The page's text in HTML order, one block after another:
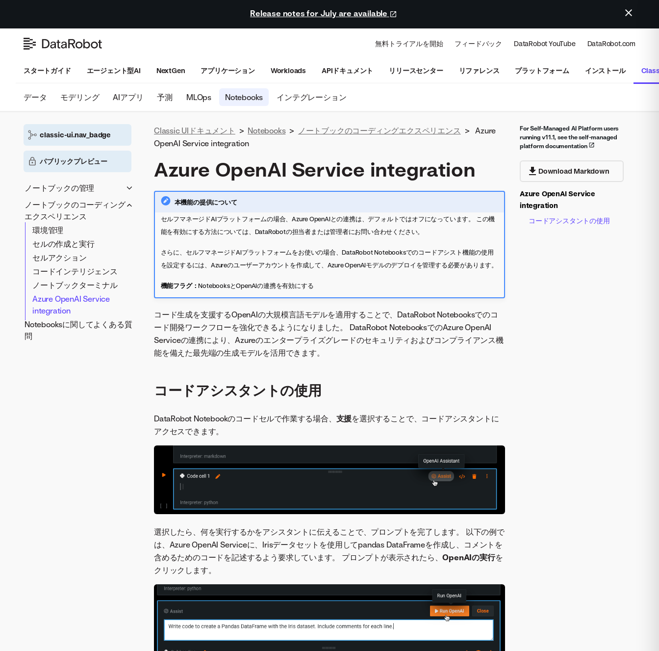
Release notes for July are available
無料トライアルを開始 フィードバック DataRobot YouTube DataRobot.com
スタートガイド エージェント型AI NextGen アプリケーション Workloads APIドキュメント リリースセンター リファレンス プラットフォーム インストール
データ モデリング AIアプリ 予測 MLOps Notebooks インテグレーション
classic-ui.nav_badge
パブリックプレビュー
ノートブックの管理
ノートブックを追加
ノートブック設定
ノートブックのバージョン管
理
ノートブックのコーディング
エクスペリエンス
環境管理
セルの作成と実行
セルアクション
コードインテリジェンス
ノートブックターミナル
Azure OpenAI Service
integration
Notebooksに関してよくある質
問
For Self-Managed AI Platform users
running v11.1, see the self-managed
platform documentation
Download Markdown
Azure OpenAI Service
integration
コードアシスタントの使用
Classic UIドキュメント > Notebooks > ノートブックのコーディングエクスペリエンス >
Azure
OpenAI Service integration
Azure OpenAI Service integration
本機能の提供について
セルフマネージドAIプラットフォームの場合、Azure OpenAIとの連携は、デフォルトではオフになっています。 この機
能を有効にする方法については、DataRobotの担当者または管理者にお問い合わせください。
さらに、セルフマネージドAIプラットフォームをお使いの場合、DataRobot Notebooksでのコードアシスト機能の使用
を設定するには、Azureのユーザーアカウントを作成して、Azure OpenAIモデルのデプロイを管理する必要があります。
機能フラグ：NotebooksとOpenAIの連携を有効にする
コード生成を支援するOpenAIの大規模言語モデルを適用することで、DataRobot Notebooksでのコ
ード開発ワークフローを強化できるようになりました。 DataRobot NotebooksでのAzure OpenAI
Serviceの連携により、Azureのエンタープライズグレードのセキュリティおよびコンプライアンス機
能を備えた最先端の生成モデルを活用できます。
コードアシスタントの使用
DataRobot Notebookのコードセルで作業する場合、 支援を選択することで、コードアシスタントに
アクセスできます。
選択したら、何を実行するかをアシスタントに伝えることで、プロンプトを完了します。 以下の例で
は、Azure OpenAI Serviceに、Irisデータセットを使用してpandas DataFrameを作成し、コメントを
含めるためのコードを記述するよう要求しています。 プロンプトが表示されたら、OpenAIの実行を
クリックします。